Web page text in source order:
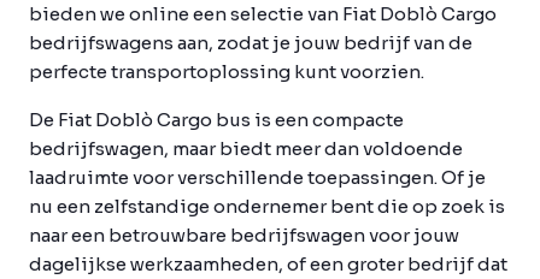
bieden we online een selectie van Fiat Doblò Cargo
bedrijfswagens aan, zodat je jouw bedrijf van de
perfecte transportoplossing kunt voorzien.
De Fiat Doblò Cargo bus is een compacte
bedrijfswagen, maar biedt meer dan voldoende
laadruimte voor verschillende toepassingen. Of je
nu een zelfstandige ondernemer bent die op zoek is
naar een betrouwbare bedrijfswagen voor jouw
dagelijkse werkzaamheden, of een groter bedrijf dat